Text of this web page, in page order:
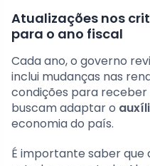
Atualizações nos
para o ano fiscal
Cada ano, o governo
inclui mudanças nas
condições para receber
buscam adaptar o
economia do país.
É importante saber que